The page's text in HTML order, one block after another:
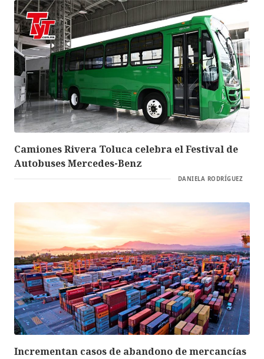
Camiones Rivera Toluca celebra el Festival de
Autobuses Mercedes-Benz
DANIELA RODRÍGUEZ
Incrementan casos de abandono de mercancías